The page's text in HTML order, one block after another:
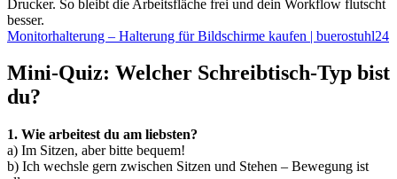
Drucker. So bleibt die Arbeitsfläche frei und dein Workflow flutscht
besser.
Monitorhalterung – Halterung für Bildschirme kaufen | buerostuhl24
Mini-Quiz: Welcher Schreibtisch-Typ bist
du?
1. Wie arbeitest du am liebsten?
a) Im Sitzen, aber bitte bequem!
b) Ich wechsle gern zwischen Sitzen und Stehen – Bewegung ist